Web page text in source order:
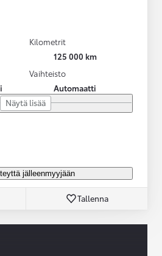
Kilometrit
125 000 km
Vaihteisto
Automaatti
Näytä lisää
jälleenmyyjään
Tallenna